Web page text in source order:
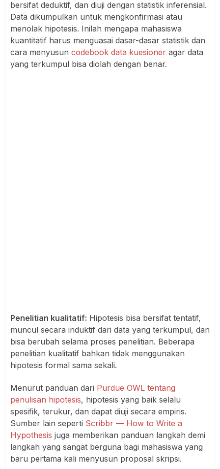
bersifat deduktif, dan diuji dengan statistik inferensial.
Data dikumpulkan untuk mengkonfirmasi atau
menolak hipotesis. Inilah mengapa mahasiswa
kuantitatif harus menguasai dasar-dasar statistik dan
cara menyusun codebook data kuesioner agar data
yang terkumpul bisa diolah dengan benar.
Penelitian kualitatif: Hipotesis bisa bersifat tentatif,
muncul secara induktif dari data yang terkumpul, dan
bisa berubah selama proses penelitian. Beberapa
penelitian kualitatif bahkan tidak menggunakan
hipotesis formal sama sekali.
Menurut panduan dari Purdue OWL tentang
penulisan hipotesis, hipotesis yang baik selalu
spesifik, terukur, dan dapat diuji secara empiris.
Sumber lain seperti Scribbr — How to Write a
Hypothesis juga memberikan panduan langkah demi
langkah yang sangat berguna bagi mahasiswa yang
baru pertama kali menyusun proposal skripsi.